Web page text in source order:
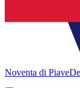
Noventa di Piave